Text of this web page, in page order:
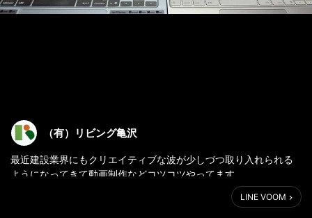
（有）リビング亀沢
最近建設業界にもクリエイティブな波が少しづつ取り入れられる
ようになってきて動画制作などコツコツやってます。
リビング亀沢では工事の施工動画やお知らせなどをYouTube、
Instagram、FacebookなどSNSで発信していきます。
LINE VOOM